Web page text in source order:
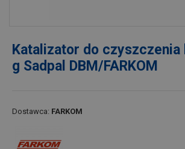
Katalizator do czyszczenia
g Sadpal DBM/FARKOM
Dostawca: FARKOM